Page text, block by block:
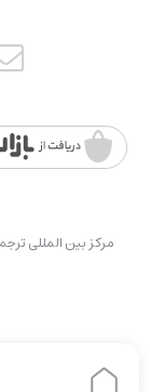
مرکز بین المللی